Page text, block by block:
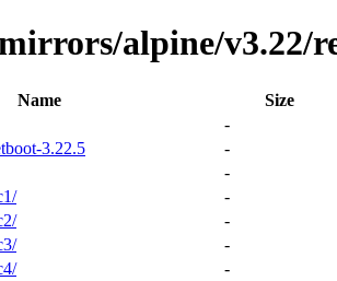
alpine/v3.22/
Name
Size
-
3.22.5
-
-
-
-
-
-